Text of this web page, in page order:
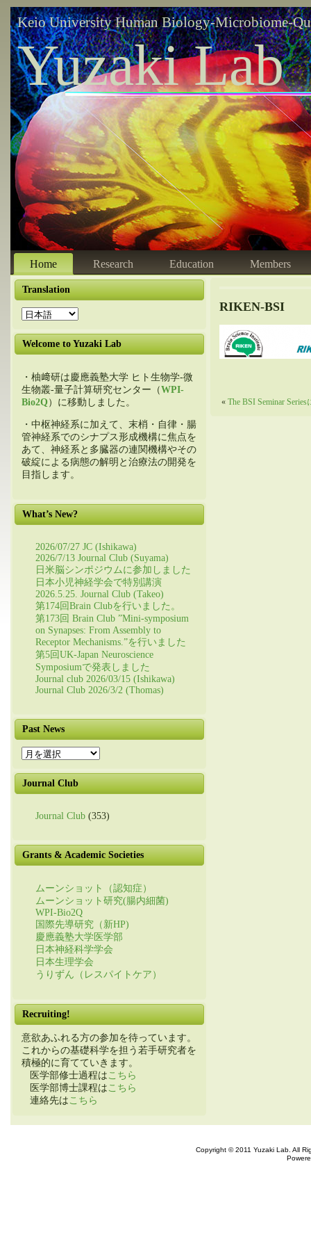
Keio University Human Biology-Microbiome-
Yuzaki Lab
Home Research Education Members
Translation
Welcome to Yuzaki Lab
・柚﨑研は慶應義塾大学 ヒト生物学-微
生物叢-量子計算研究センター（WPI-
Bio2Q）に移動しました。
・中枢神経系に加えて、末梢・自律・腸
管神経系でのシナプス形成機構に焦点を
あて、神経系と多臓器の連関機構やその
破綻による病態の解明と治療法の開発を
目指します。
What’s New?
2026/07/27 JC (Ishikawa)
2026/7/13 Journal Club (Suyama)
日米脳シンポジウムに参加しました
日本小児神経学会で特別講演
2026.5.25. Journal Club (Takeo)
第174回Brain Clubを行いました。
第173回 Brain Club ”Mini-symposium
on Synapses: From Assembly to
Receptor Mechanisms.”を行いました
第5回UK-Japan Neuroscience
Symposiumで発表しました
Journal club 2026/03/15 (Ishikawa)
Journal Club 2026/3/2 (Thomas)
Past News
Past
News
Journal Club
Journal Club (353)
Grants & Academic Societies
ムーンショット（認知症）
ムーンショット研究(腸内細菌)
WPI-Bio2Q
国際先導研究（新HP)
慶應義塾大学医学部
日本神経科学学会
日本生理学会
うりずん（レスパイトケア）
Recruiting!
意欲あふれる方の参加を待っています。
これからの基礎科学を担う若手研究者を
積極的に育てていきます。
医学部修士過程は こちら
医学部博士課程は こちら
連絡先は こちら
RIKEN-BSI
« The BSI Seminar
Copyright © 2011 Yuzaki Lab. All